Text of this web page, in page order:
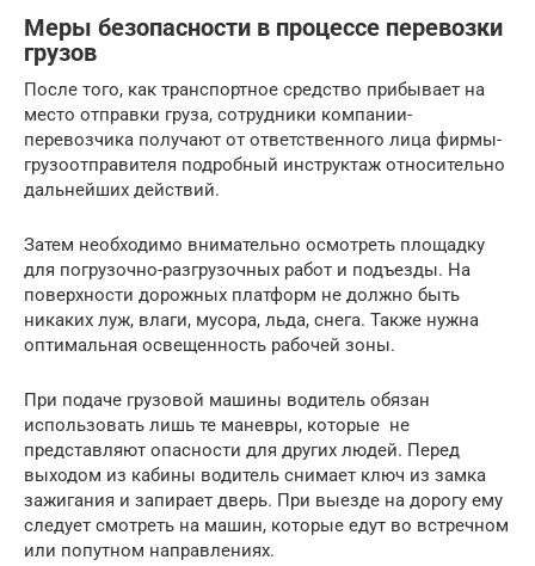
Меры безопасности в процессе перевозки
грузов
После того, как транспортное средство прибывает на
место отправки груза, сотрудники компании-
перевозчика получают от ответственного лица фирмы-
грузоотправителя подробный инструктаж относительно
дальнейших действий.
Затем необходимо внимательно осмотреть площадку
для погрузочно-разгрузочных работ и подъезды. На
поверхности дорожных платформ не должно быть
никаких луж, влаги, мусора, льда, снега. Также нужна
оптимальная освещенность рабочей зоны.
При подаче грузовой машины водитель обязан
использовать лишь те маневры, которые не
представляют опасности для других людей. Перед
выходом из кабины водитель снимает ключ из замка
зажигания и запирает дверь. При выезде на дорогу ему
следует смотреть на машин, которые едут во встречном
или попутном направлениях.